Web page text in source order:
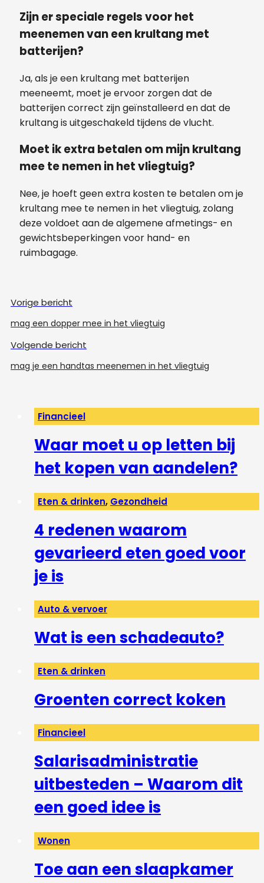
Zijn er speciale regels voor het
meenemen van een krultang met
batterijen?
Ja, als je een krultang met batterijen
meeneemt, moet je ervoor zorgen dat de
batterijen correct zijn geïnstalleerd en dat de
krultang is uitgeschakeld tijdens de vlucht.
Moet ik extra betalen om mijn krultang
mee te nemen in het vliegtuig?
Nee, je hoeft geen extra kosten te betalen om je
krultang mee te nemen in het vliegtuig, zolang
deze voldoet aan de algemene afmetings- en
gewichtsbeperkingen voor hand- en
ruimbagage.
Vorige bericht
mag een dopper mee in het vliegtuig
Volgende bericht
mag je een handtas meenemen in het vliegtuig
Financieel
Waar moet u op letten bij
het kopen van aandelen?
Eten & drinken, Gezondheid
4 redenen waarom
gevarieerd eten goed voor
je is
Auto & vervoer
Wat is een schadeauto?
Eten & drinken
Groenten correct koken
Financieel
Salarisadministratie
uitbesteden – Waarom dit
een goed idee is
Wonen
Toe aan een slaapkamer